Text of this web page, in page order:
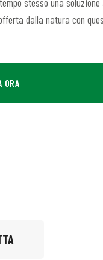
dalla natura con
ORA